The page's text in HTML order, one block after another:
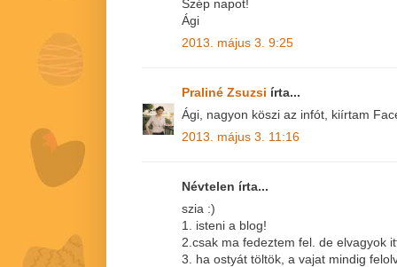
Szép napot!
Ági
2013. május 3. 9:25
Praliné Zsuzsi írta...
Ági, nagyon köszi az infót, kiírtam
2013. május 3. 11:16
Névtelen írta...
szia :)
1. isteni a blog!
2.csak ma fedeztem fel. de elvagyok
3. ha ostyát töltök, a vajat mindig